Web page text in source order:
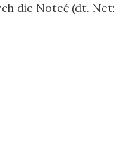
die Noteć (dt.